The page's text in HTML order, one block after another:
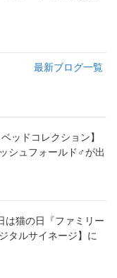
最新ブログ一覧
ッドコレクション】
シュフォールド♂が出
は猫の日『ファミリー
タルサイネージ】に